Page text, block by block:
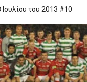
του 2013 #10